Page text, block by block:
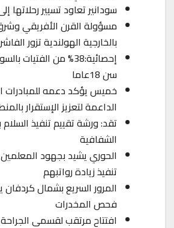
سودانير تعاود تسيير رحلاتها
مسؤولة القرن الأفريقي
بالخارجية الهولندية تزور الفاشر
إحصائية:38% من
سن 18عاما
خميس يؤكد دعمه للمبادرات
الداعمة لتعزيز الإستقرار
تقد: ورشة تقييم تنفيذ
الشفافية
الحوري يشيد بجهود
تنفيذ زيادة رواتبهم
المرور السريع بشمال كردفان
فحص المخدرات
افتتاح مرتقب لقسمى